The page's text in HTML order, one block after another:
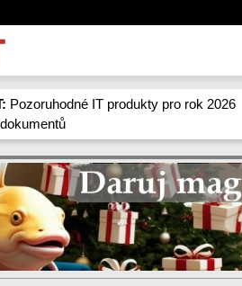
Pozoruhodné IT produkty pro rok 2026